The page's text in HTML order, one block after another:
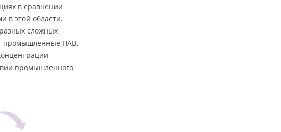
в сравнении
в этой области.
сложных
промышленные ПАВ,
промышленного